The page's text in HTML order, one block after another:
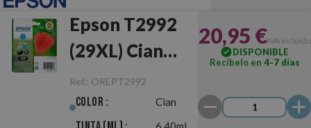
Epson T2992
(29XL) Cian
Original
Ref.: OREPT2992
Color : Cian
20,95 €IVA incluido
DISPONIBLE
Recíbelo en 4-7 días